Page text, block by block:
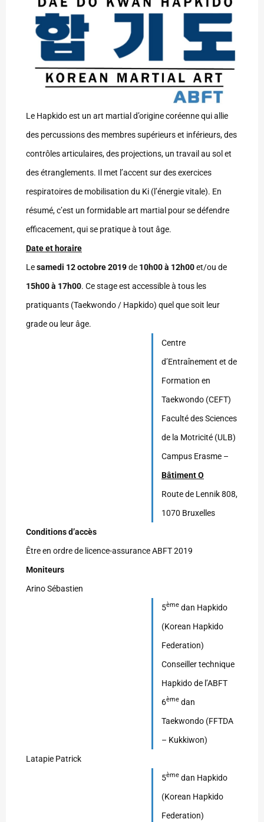
Le Hapkido est un art martial d’origine coréenne qui allie
des percussions des membres supérieurs et inférieurs, des
contrôles articulaires, des projections, un travail au sol et
des étranglements. Il met l’accent sur des exercices
respiratoires de mobilisation du Ki (l’énergie vitale). En
résumé, c’est un formidable art martial pour se défendre
efficacement, qui se pratique à tout âge.
Date et horaire
Lesamedi 12 octobre 2019de 10h00 à 12h00et/ou de
15h00 à 17h00. Ce stage est accessible à tous les
pratiquants (Taekwondo / Hapkido) quel que soit leur
grade ou leur âge.
Centre
d’Entraînement et de
Formation en
Taekwondo (CEFT)
Faculté des Sciences
de la Motricité (ULB)
Campus Erasme –
Bâtiment O
Route de Lennik 808,
1070 Bruxelles
Conditions d’accès
Être en ordre de licence-assurance ABFT 2019
Moniteurs
Arino Sébastien
5ème dan Hapkido
(Korean Hapkido
Federation)
Conseiller technique
Hapkido de l’ABFT
6ème dan
Taekwondo (FFTDA
– Kukkiwon)
Latapie Patrick
5ème dan Hapkido
(Korean Hapkido
Federation)